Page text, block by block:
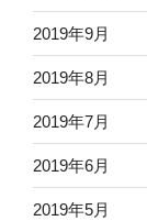
2019年9月
2019年8月
2019年7月
2019年6月
2019年5月